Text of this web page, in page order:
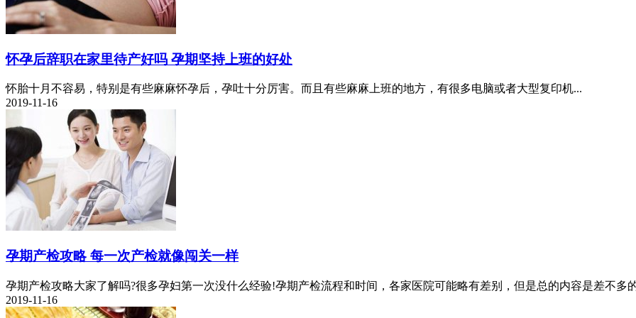
怀孕后辞职在家里待产好吗 孕期坚持上班的好处
怀胎十月不容易，特别是有些麻麻怀孕后，孕吐十分厉害。而且有些麻麻上班的地方，有很多电脑或者大型复印机...
2019-11-16
孕期产检攻略 每一次产检就像闯关一样
孕期产检攻略大家了解吗?很多孕妇第一次没什么经验!孕期产检流程和时间，各家医院可能略有差别，但是总的内容是差不多
2019-11-16